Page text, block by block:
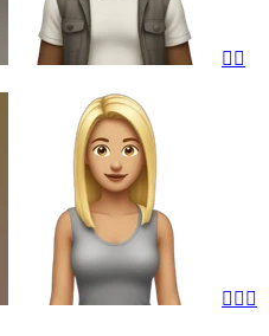
🧚‍♂️
🤷🏼‍♀️